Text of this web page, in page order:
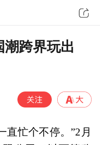
跨界玩出
直忙个不停。”2月